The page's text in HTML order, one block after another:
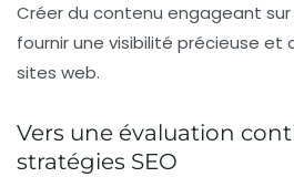
Créer du contenu engageant
fournir une visibilité précieuse et
sites web.
Vers une évaluation
stratégies SEO